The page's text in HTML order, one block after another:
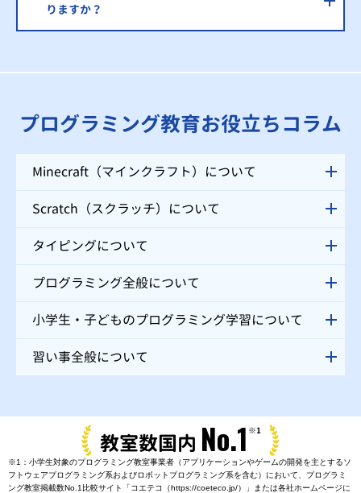
りますか？
プログラミング教育お役立ちコラム
Minecraft（マインクラフト）について
Scratch（スクラッチ）について
タイピングについて
プログラミング全般について
小学生・子どものプログラミング学習について
習い事全般について
教室数国内 No.1 ※1
※1：小学生対象のプログラミング教室事業者（アプリケーションやゲームの開発を主とするソ
フトウェアプログラミング系およびロボットプログラミング系を含む）において、プログラミ
ング教室掲載数No.1比較サイト「コエテコ（https://coeteco.jp/）」または各社ホームページに